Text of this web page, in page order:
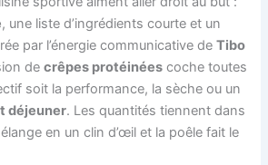
, une liste d’ingrédients courte et un
par l’énergie communicative deTibo
decrêpes protéinées coche toutes
soit la performance, la sèche ou un
déjeuner. Les quantités tiennent dans
en un clin d’œil et la poêle fait le